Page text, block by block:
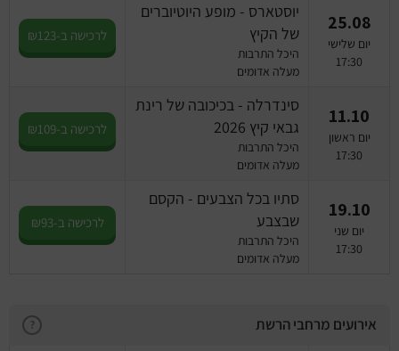
מחול ובלט
קונצרטים
הרצאות
סרטים
חופשה והופעה
25.08
יום שלישי
17:30
יוסטארס - מופע היוטיוברים
של הקיץ
היכל התרבות
מעלה אדומים
לרכישה ב-₪123
11.10
יום ראשון
17:30
סינדרלה - בכיכובה של רינת
גבאי קיץ 2026
היכל התרבות
מעלה אדומים
לרכישה ב-₪109
19.10
יום שני
17:30
סתיו בכל הצבעים - הקסם
שבצבע
היכל התרבות
מעלה אדומים
לרכישה ב-₪93
אירועים מרחבי הרשת ?